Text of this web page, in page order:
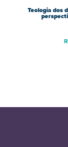
Teologia dos